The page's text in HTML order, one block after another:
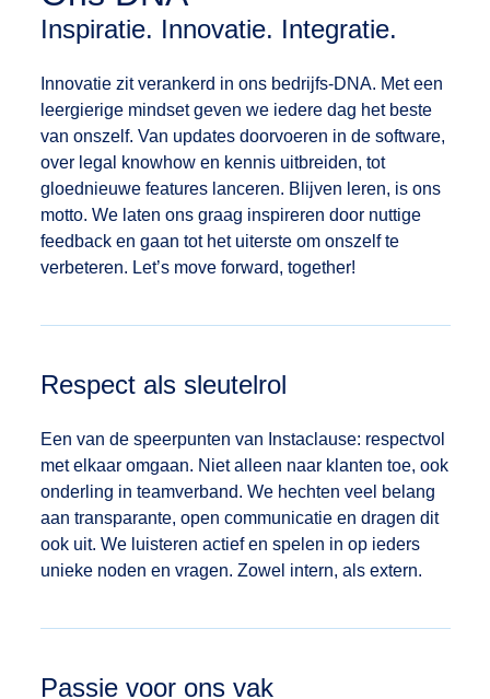
België
Belgique
Nederland
Deutsch
Inspiratie. Innovatie. Integratie.
Innovatie zit verankerd in ons bedrijfs-DNA. Met een
leergierige mindset geven we iedere dag het beste
van onszelf. Van updates doorvoeren in de software,
over legal knowhow en kennis uitbreiden, tot
gloednieuwe features lanceren. Blijven leren, is ons
motto. We laten ons graag inspireren door nuttige
feedback en gaan tot het uiterste om onszelf te
verbeteren. Let’s move forward, together!
Respect als sleutelrol
Een van de speerpunten van Instaclause: respectvol
met elkaar omgaan. Niet alleen naar klanten toe, ook
onderling in teamverband. We hechten veel belang
aan transparante, open communicatie en dragen dit
ook uit. We luisteren actief en spelen in op ieders
unieke noden en vragen. Zowel intern, als extern.
Passie voor ons vak